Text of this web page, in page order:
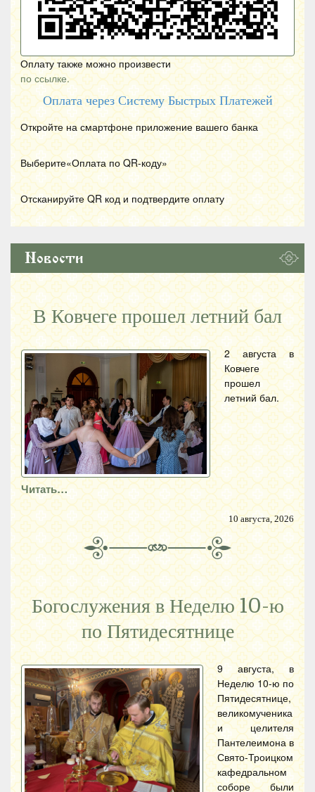
Оплату также можно произвести
по ссылке.
Оплата через Систему Быстрых Платежей
Откройте на смартфоне приложение вашего банка
Выберите«Оплата по QR-коду»
Отсканируйте QR код и подтвердите оплату
Новости
В Ковчеге прошел летний бал
2 августа в
Ковчеге
прошел
летний бал.
Читать…
10 августа, 2026
Богослужения в Неделю 10-ю
по Пятидесятнице
9 августа, в
Неделю 10-ю по
Пятидесятнице,
великомученика
и целителя
Пантелеимона в
Свято-Троицком
кафедральном
соборе были